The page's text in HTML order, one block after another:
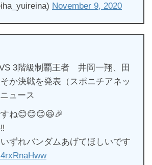
November 9, 2020
3階級制覇王者 井岡一翔、田
か決戦を発表（スポニチアネッ
ュース
ね😊😊😊😆🎉
ずれバンダムあげてほしいです